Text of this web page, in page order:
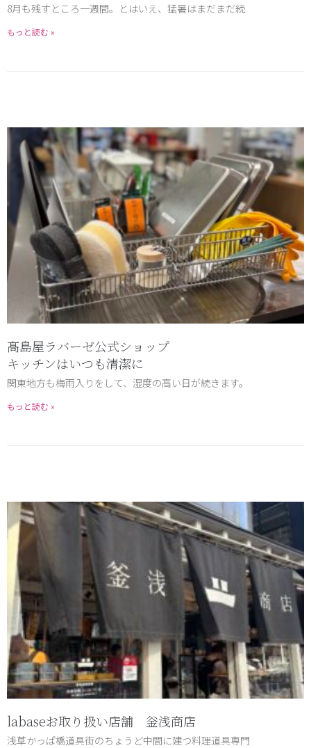
8月も残すところ一週間。とはいえ、猛暑はまだまだ続
もっと読む »
髙島屋ラバーゼ公式ショップ
キッチンはいつも清潔に
関東地方も梅雨入りをして、湿度の高い日が続きます。
もっと読む »
labaseお取り扱い店舗 釡浅商店
浅草かっぱ橋道具街のちょうど中間に建つ料理道具専門